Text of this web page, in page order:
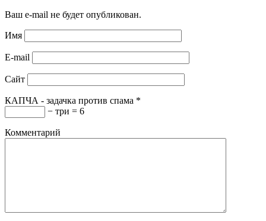
Ваш e-mail не будет опубликован.
Имя
E-mail
Сайт
КАПЧА - задачка против спама *
− три = 6
Комментарий